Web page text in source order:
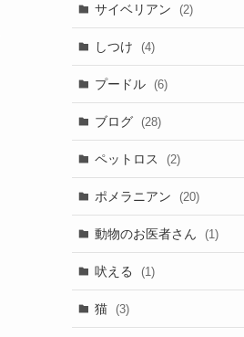
サイベリアン (2)
しつけ (4)
プードル (6)
ブログ (28)
ペットロス (2)
ポメラニアン (20)
動物のお医者さん (1)
吠える (1)
猫 (3)